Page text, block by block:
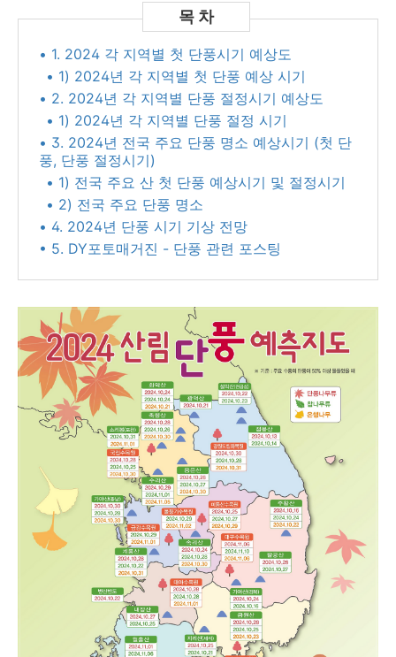
• 1. 2024 각 지역별 첫 단풍시기 예상도
• 1) 2024년 각 지역별 첫 단풍 예상 시기
• 2. 2024년 각 지역별 단풍 절정시기 예상도
• 1) 2024년 각 지역별 단풍 절정 시기
• 3. 2024년 전국 주요 단풍 명소 예상시기 (첫 단
풍, 단풍 절정시기)
• 1) 전국 주요 산 첫 단풍 예상시기 및 절정시기
• 2) 전국 주요 단풍 명소
• 4. 2024년 단풍 시기 기상 전망
• 5. DY포토매거진 - 단풍 관련 포스팅